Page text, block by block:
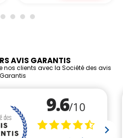
AVIS GARANTIS
nos clients avec la Société des avis
Garantis